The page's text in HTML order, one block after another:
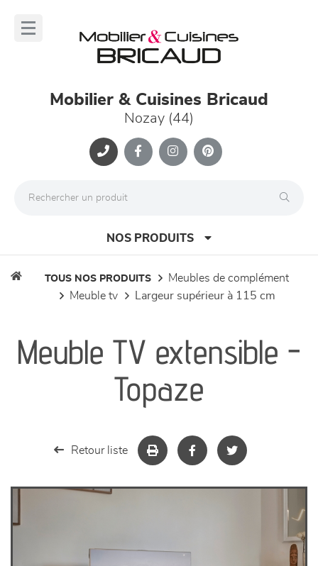
Mobilier & Cuisines Bricaud
Nozay (44)
NOS PRODUITS
séjours
meubles de complément
TOUS NOS PRODUITS
meubles de complément
meuble tv
largeur supérieur à 115 cm
Meuble TV extensible -
Topaze
Retour liste